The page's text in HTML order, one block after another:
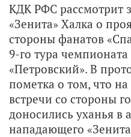
КДК РФС рассмотрит
«Зенита» Халка о
стороны фанатов
9-го тура
«Петровский». В
пометка о том, что
встречи со стороны
доносились уханья в
нападающего